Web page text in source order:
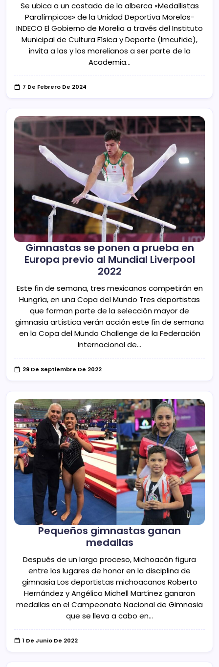
Se ubica a un costado de la alberca «Medallistas
Paralímpicos» de la Unidad Deportiva Morelos-
INDECO El Gobierno de Morelia a través del Instituto
Municipal de Cultura Física y Deporte (Imcufide),
invita a las y los morelianos a ser parte de la
Academia…
7 De Febrero De 2024
Gimnastas se ponen a prueba en
Europa previo al Mundial Liverpool
2022
Este fin de semana, tres mexicanos competirán en
Hungría, en una Copa del Mundo Tres deportistas
que forman parte de la selección mayor de
gimnasia artística verán acción este fin de semana
en la Copa del Mundo Challenge de la Federación
Internacional de…
29 De Septiembre De 2022
Pequeños gimnastas ganan
medallas
Después de un largo proceso, Michoacán figura
entre los lugares de honor en la disciplina de
gimnasia Los deportistas michoacanos Roberto
Hernández y Angélica Michell Martínez ganaron
medallas en el Campeonato Nacional de Gimnasia
que se lleva a cabo en…
1 De Junio De 2022